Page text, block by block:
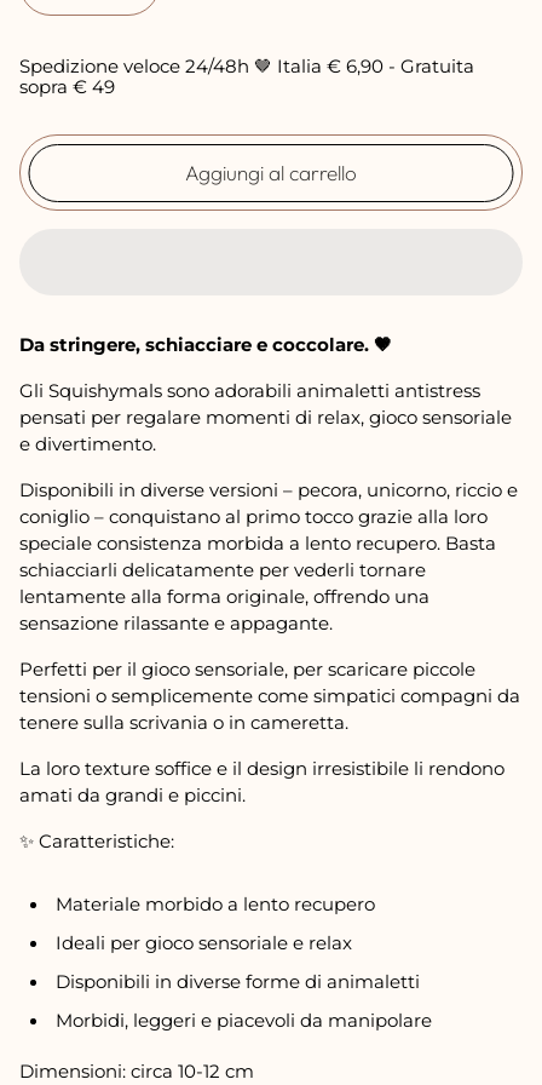
z
o
n
r
m
Spedizione veloce 24/48h 🤎 Italia € 6,90 - Gratuita
sopra € 49
Aggiungi al carrello
Da stringere, schiacciare e coccolare. 🤎
Gli Squishymals sono adorabili animaletti antistress
pensati per regalare momenti di relax, gioco sensoriale
e divertimento.
Disponibili in diverse versioni – pecora, unicorno, riccio e
coniglio – conquistano al primo tocco grazie alla loro
speciale consistenza morbida a lento recupero. Basta
schiacciarli delicatamente per vederli tornare
lentamente alla forma originale, offrendo una
sensazione rilassante e appagante.
Perfetti per il gioco sensoriale, per scaricare piccole
tensioni o semplicemente come simpatici compagni da
tenere sulla scrivania o in cameretta.
La loro texture soffice e il design irresistibile li rendono
amati da grandi e piccini.
✨ Caratteristiche:
Materiale morbido a lento recupero
Ideali per gioco sensoriale e relax
Disponibili in diverse forme di animaletti
Morbidi, leggeri e piacevoli da manipolare
Dimensioni: circa 10-12 cm